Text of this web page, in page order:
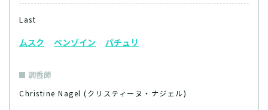
Last
ムスク ベンゾイン パチュリ
調香師
Christine Nagel (クリスティーヌ・ナジェル)